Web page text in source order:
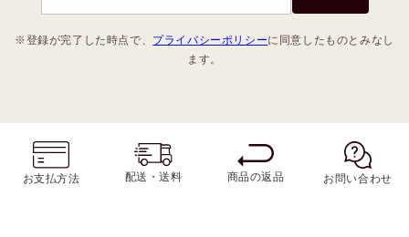
※登録が完了した時点で、 プライバシーポリシーに同意したものとみなし
ます。
お支払方法 配送・送料 商品の返品 お問い合わせ